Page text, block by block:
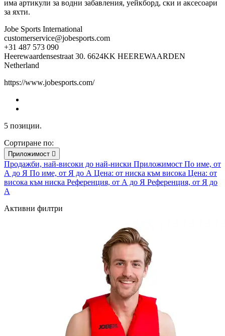
има артикули за водни забавления, уейкборд, ски и аксесоари
за яхти.
Jobe Sports International
customerservice@jobesports.com
+31 487 573 090
Heerewaardensestraat 30. 6624KK HEEREWAARDEN
Netherland
https://www.jobesports.com/
5 позиции.
Сортиране по:
Приложимост 
Продажби, най-високи до най-ниски Приложимост По име, от
А до Я По име, от Я до А Цена: от ниска към висока Цена: от
висока към ниска Референция, от А до Я Референция, от Я до
А
Активни филтри